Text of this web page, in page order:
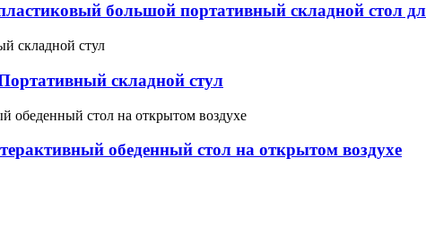
большой портативный складной стол
складной стул
обеденный стол на открытом воздухе